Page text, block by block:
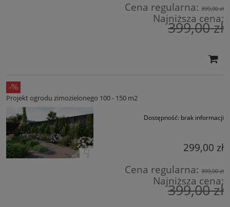
Cena regularna: 399,00 zł
Najniższa cena:
399,00 zł
Projekt ogrodu zimozielonego 100 - 150 m2
Dostępność: brak informacji
299,00 zł
Cena regularna: 399,00 zł
Najniższa cena:
399,00 zł